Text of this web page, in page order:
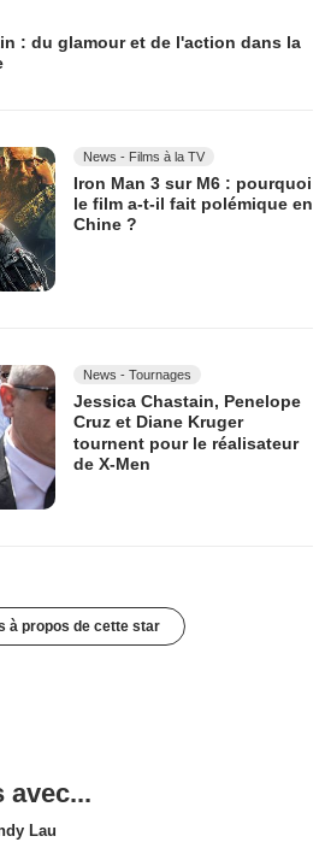
: du glamour et de l'action dans la
News - Films à la TV
Iron Man 3 sur M6 : pourquoi
le film a-t-il fait polémique en
Chine ?
News - Tournages
Jessica Chastain, Penelope
Cruz et Diane Kruger
tournent pour le réalisateur
de X-Men
à propos de cette star
avec...
Lau